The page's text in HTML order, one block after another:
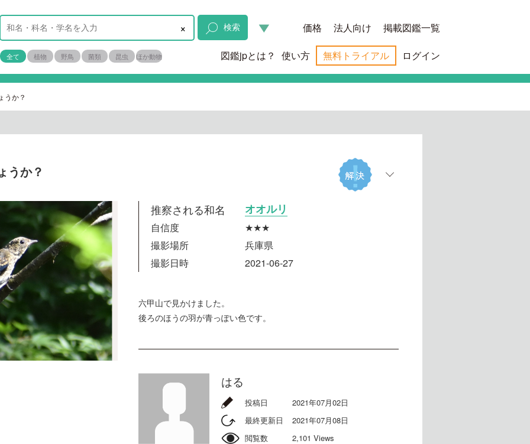
× 検索
全て 植物 野鳥 菌類 昆虫 ほか動物
価格 法人向け 掲載図鑑一覧
図鑑jpとは？ 使い方 無料トライアル ログイン
うか？
うか？
推察される和名 オオルリ
自信度
★★★
撮影場所
兵庫県
撮影日時
2021-06-27
六甲山で見かけました。
後ろのほうの羽が青っぽい色です。
はる
投稿日
2021年07月02日
最終更新日
2021年07月08日
閲覧数
2,101 Views